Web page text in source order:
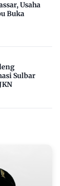
Usaha
Buka
Sulbar